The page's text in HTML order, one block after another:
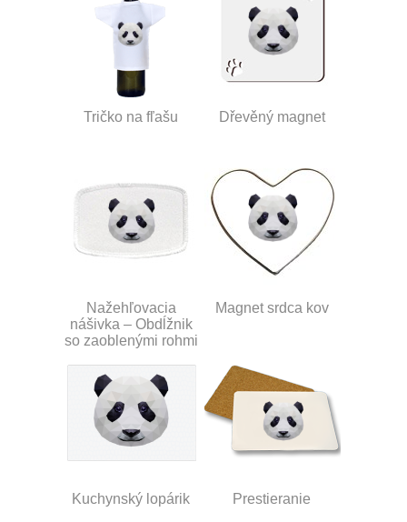
Tričko na fľašu Dřevěný magnet
Nažehľovacia
nášivka – Obdĺžnik
so zaoblenými rohmi
Magnet srdca kov
Kuchynský lopárik Prestieranie